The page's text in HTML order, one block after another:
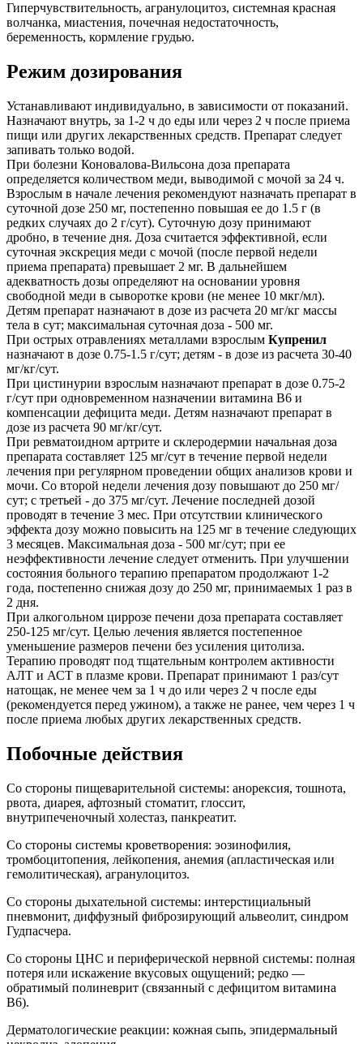
Гиперчувствительность, агранулоцитоз, системная красная
волчанка, миастения, почечная недостаточность,
беременность, кормление грудью.
Режим дозирования
Устанавливают индивидуально, в зависимости от показаний.
Назначают внутрь, за 1-2 ч до еды или через 2 ч после приема
пищи или других лекарственных средств. Препарат следует
запивать только водой.
При болезни Коновалова-Вильсона доза препарата
определяется количеством меди, выводимой с мочой за 24 ч.
Взрослым в начале лечения рекомендуют назначать препарат в
суточной дозе 250 мг, постепенно повышая ее до 1.5 г (в
редких случаях до 2 г/сут). Суточную дозу принимают
дробно, в течение дня. Доза считается эффективной, если
суточная экскреция меди с мочой (после первой недели
приема препарата) превышает 2 мг. В дальнейшем
адекватность дозы определяют на основании уровня
свободной меди в сыворотке крови (не менее 10 мкг/мл).
Детям препарат назначают в дозе из расчета 20 мг/кг массы
тела в сут; максимальная суточная доза - 500 мг.
При острых отравлениях металлами взрослым Купренил
назначают в дозе 0.75-1.5 г/сут; детям - в дозе из расчета 30-40
мг/кг/сут.
При цистинурии взрослым назначают препарат в дозе 0.75-2
г/сут при одновременном назначении витамина B6 и
компенсации дефицита меди. Детям назначают препарат в
дозе из расчета 90 мг/кг/сут.
При ревматоидном артрите и склеродермии начальная доза
препарата составляет 125 мг/сут в течение первой недели
лечения при регулярном проведении общих анализов крови и
мочи. Со второй недели лечения дозу повышают до 250 мг/
сут; с третьей - до 375 мг/сут. Лечение последней дозой
проводят в течение 3 мес. При отсутствии клинического
эффекта дозу можно повысить на 125 мг в течение следующих
3 месяцев. Максимальная доза - 500 мг/сут; при ее
неэффективности лечение следует отменить. При улучшении
состояния больного терапию препаратом продолжают 1-2
года, постепенно снижая дозу до 250 мг, принимаемых 1 раз в
2 дня.
При алкогольном циррозе печени доза препарата составляет
250-125 мг/сут. Целью лечения является постепенное
уменьшение размеров печени без усиления цитолиза.
Терапию проводят под тщательным контролем активности
АЛТ и АСТ в плазме крови. Препарат принимают 1 раз/сут
натощак, не менее чем за 1 ч до или через 2 ч после еды
(рекомендуется перед ужином), а также не ранее, чем через 1 ч
после приема любых других лекарственных средств.
Побочные действия
Со стороны пищеварительной системы: анорексия, тошнота,
рвота, диарея, афтозный стоматит, глоссит,
внутрипеченочный холестаз, панкреатит.
Со стороны системы кроветворения: эозинофилия,
тромбоцитопения, лейкопения, анемия (апластическая или
гемолитическая), агранулоцитоз.
Со стороны дыхательной системы: интерстициальный
пневмонит, диффузный фиброзирующий альвеолит, синдром
Гудпасчера.
Со стороны ЦНС и периферической нервной системы: полная
потеря или искажение вкусовых ощущений; редко —
обратимый полиневрит (связанный с дефицитом витамина
B6).
Дерматологические реакции: кожная сыпь, эпидермальный